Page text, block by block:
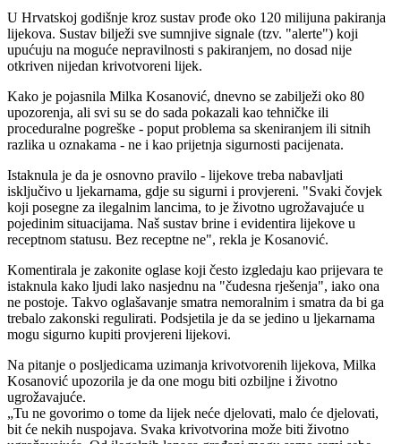
U Hrvatskoj godišnje kroz sustav prođe oko 120 milijuna pakiranja
lijekova. Sustav bilježi sve sumnjive signale (tzv. "alerte") koji
upućuju na moguće nepravilnosti s pakiranjem, no dosad nije
otkriven nijedan krivotvoreni lijek.
Kako je pojasnila Milka Kosanović, dnevno se zabilježi oko 80
upozorenja, ali svi su se do sada pokazali kao tehničke ili
proceduralne pogreške - poput problema sa skeniranjem ili sitnih
razlika u oznakama - ne i kao prijetnja sigurnosti pacijenata.
Istaknula je da je osnovno pravilo - lijekove treba nabavljati
isključivo u ljekarnama, gdje su sigurni i provjereni. "Svaki čovjek
koji posegne za ilegalnim lancima, to je životno ugrožavajuće u
pojedinim situacijama. Naš sustav brine i evidentira lijekove u
receptnom statusu. Bez receptne ne", rekla je Kosanović.
Komentirala je zakonite oglase koji često izgledaju kao prijevara te
istaknula kako ljudi lako nasjednu na "čudesna rješenja", iako ona
ne postoje. Takvo oglašavanje smatra nemoralnim i smatra da bi ga
trebalo zakonski regulirati. Podsjetila je da se jedino u ljekarnama
mogu sigurno kupiti provjereni lijekovi.
Na pitanje o posljedicama uzimanja krivotvorenih lijekova, Milka
Kosanović upozorila je da one mogu biti ozbiljne i životno
ugrožavajuće.
Tu ne govorimo o tome da lijek neće djelovati, malo će djelovati,
bit će nekih nuspojava. Svaka krivotvorina može biti životno